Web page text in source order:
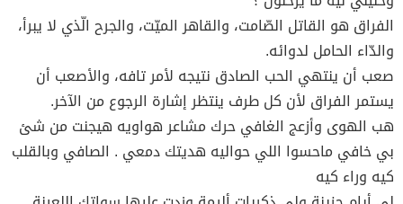
الفراق هو القاتل الصّامت، والقاهر الميّت، والجرح الّذي لا يبرأ،
والدّاء الحامل لدوائه.
صعب أن ينتهي الحب الصادق نتيجه لأمر تافه، والأصعب أن
يستمر الفراق لأن كل طرف ينتظر إشارة الرجوع من الآخر.
هب الهوى وأزعج الغافي حرك مشاعر هواويه هيجنت من شئ
بي خافي ماحسوا اللي حواليه هديتك دمعي . الصافي وبالقلب
كيه وراء كيه